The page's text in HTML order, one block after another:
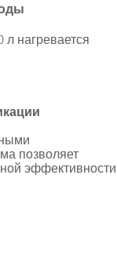
нагревается
позволяет
эффективности